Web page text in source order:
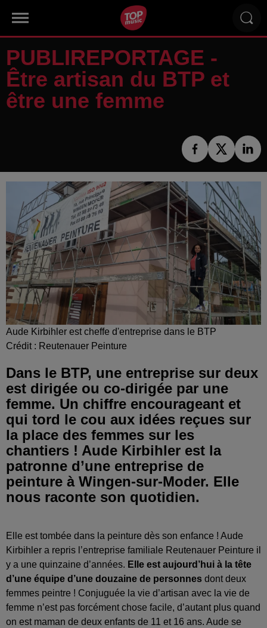
PUBLIREPORTAGE -
Être artisan du BTP et
être une femme
Aude Kirbihler est cheffe d'entreprise dans le BTP
Crédit : Reutenauer Peinture
Dans le BTP, une entreprise sur deux
est dirigée ou co-dirigée par une
femme. Un chiffre encourageant et
qui tord le cou aux idées reçues sur
la place des femmes sur les
chantiers ! Aude Kirbihler est la
patronne d’une entreprise de
peinture à Wingen-sur-Moder. Elle
nous raconte son quotidien.
Elle est tombée dans la peinture dès son enfance ! Aude
Kirbihler a repris l’entreprise familiale Reutenauer Peinture il
y a une quinzaine d’années. Elle est aujourd’hui à la tête
d’une équipe d’une douzaine de personnes dont deux
femmes peintre ! Conjuguée la vie d’artisan avec la vie de
femme n’est pas forcément chose facile, d’autant plus quand
on est maman de deux enfants de 11 et 16 ans. Aude se